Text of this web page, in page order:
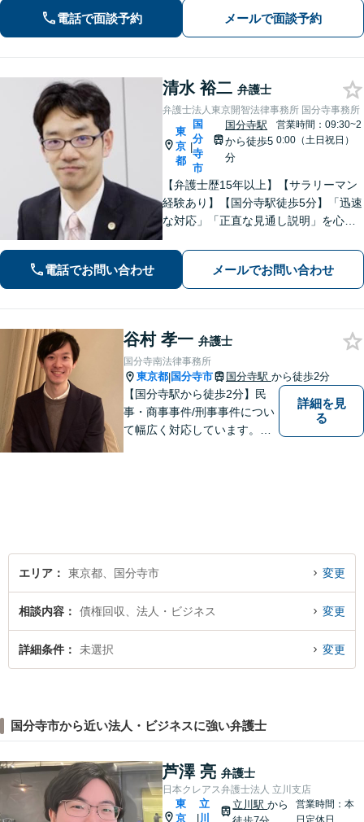
停・審判まですべて代理で「生前対策
を一からサポート」遺産整理の代行業
電話で面談予約 メールで面談予約
清水 裕二 弁護士
弁護士法人東京開智法律事務所 国分寺事務所
東
京
都
|
国
分
寺
市
国分寺駅
から徒歩5
分
営業時間：09:30~2
0:00（土日祝日）
【弁護士歴15年以上】【サラリーマン
経験あり】【国分寺駅徒歩5分】「迅速
な対応」「正直な見通し説明」を心が
はじめ、私生活で生じるさまざまな悩
みに寄り添います！一人ひとりに最適
な解決策をご提案。【夜間・休日相談
可】
電話でお問い合わせ メールでお問い合わせ
谷村 孝一 弁護士
国分寺南法律事務所
東京都|国分寺市 国分寺駅 から徒歩2分
【国分寺駅から徒歩2分】民
事・商事事件/刑事事件につい
て幅広く対応しています。ま
詳細を見
る
エリア 東京都、国分寺市 変更
相談内容 債権回収、法人・ビジネス 変更
詳細条件 未選択 変更
国分寺市から近い法人・ビジネスに強い弁護士
芦澤 亮 弁護士
日本クレアス弁護士法人 立川支店
東
京
立
川
立川駅から
営業時間：本
日定休日